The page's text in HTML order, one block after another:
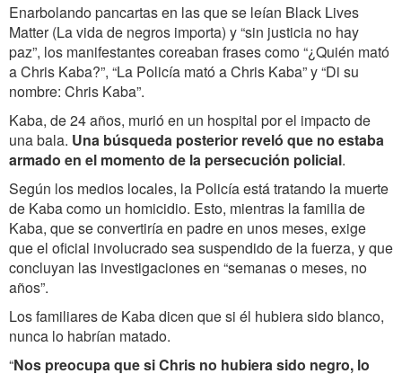
Enarbolando pancartas en las que se leían Black Lives
Matter (La vida de negros importa) y “sin justicia no hay
paz”, los manifestantes coreaban frases como “¿Quién mató
a Chris Kaba?”, “La Policía mató a Chris Kaba” y “Di su
nombre: Chris Kaba”.
Kaba, de 24 años, murió en un hospital por el impacto de
una bala. Una búsqueda posterior reveló que no estaba
armado en el momento de la persecución policial.
Según los medios locales, la Policía está tratando la muerte
de Kaba como un homicidio. Esto, mientras la familia de
Kaba, que se convertiría en padre en unos meses, exige
que el oficial involucrado sea suspendido de la fuerza, y que
concluyan las investigaciones en “semanas o meses, no
años”.
Los familiares de Kaba dicen que si él hubiera sido blanco,
nunca lo habrían matado.
“Nos preocupa que si Chris no hubiera sido negro, lo